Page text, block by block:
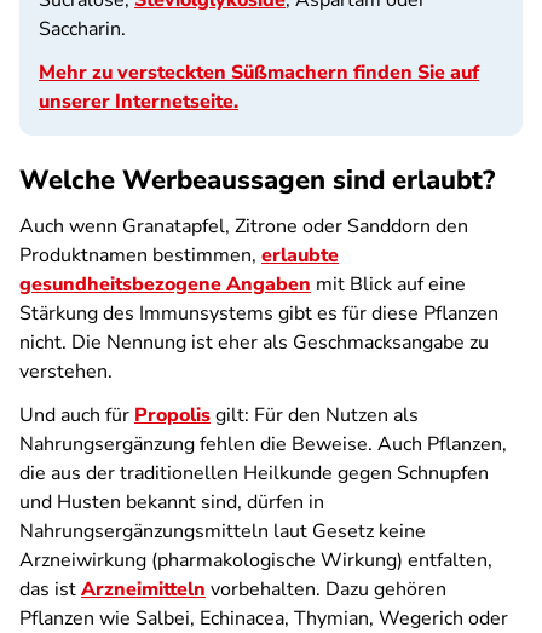
Saccharin.
Mehr zu versteckten Süßmachern finden Sie auf
unserer Internetseite.
Welche Werbeaussagen sind erlaubt?
Auch wenn Granatapfel, Zitrone oder Sanddorn den
Produktnamen bestimmen, erlaubte
gesundheitsbezogene Angaben mit Blick auf eine
Stärkung des Immunsystems gibt es für diese Pflanzen
nicht. Die Nennung ist eher als Geschmacksangabe zu
verstehen.
Und auch für Propolisgilt: Für den Nutzen als
Nahrungsergänzung fehlen die Beweise. Auch Pflanzen,
die aus der traditionellen Heilkunde gegen Schnupfen
und Husten bekannt sind, dürfen in
Nahrungsergänzungsmitteln laut Gesetz keine
Arzneiwirkung (pharmakologische Wirkung) entfalten,
das istArzneimitteln vorbehalten. Dazu gehören
Pflanzen wie Salbei, Echinacea, Thymian, Wegerich oder